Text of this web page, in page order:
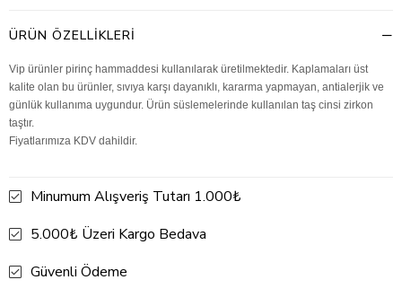
ÜRÜN ÖZELLIKLERI
Vip ürünler pirinç hammaddesi kullanılarak üretilmektedir. Kaplamaları üst
kalite olan bu ürünler, sıvıya karşı dayanıklı, kararma yapmayan, antialerjik ve
günlük kullanıma uygundur. Ürün süslemelerinde kullanılan taş cinsi zirkon
taştır.
Fiyatlarımıza KDV dahildir.
Minumum Alışveriş Tutarı 1.000₺
5.000₺ Üzeri Kargo Bedava
Güvenli Ödeme